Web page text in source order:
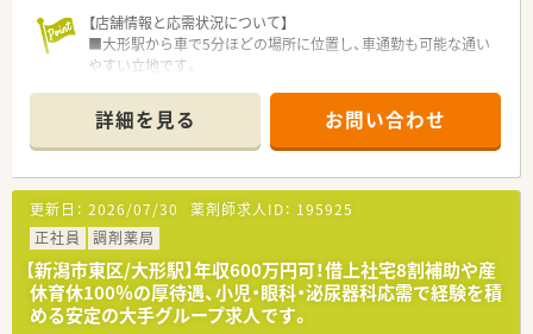
【店舗情報と応需状況について】
■大形駅から車で5分ほどの場所に位置し、車通勤も可能な通い
やすい立地です。
枚を応需しています。
■現在は常勤薬剤師1名で対応しており、落ち着いた環境で業務
に取り組めます。
【勤務実態について】
■平日は18時までの勤務で、土曜日は13時までの半日勤務とな
る週休2日制です。
■残業時間は1分単位で計算され支給されるため、サービス残業
の心配がありません。
■年間休日は118日から119日確保されており、プライベートの
時間も充実します。
詳細を見る お問い合わせ
更新日： 2026/07/30 薬剤師求人ID： 195925
正社員
調剤薬局
【新潟市東区/大形駅】年収600万円可！借上社宅8割補助や産
休育休100％の厚待遇、小児・眼科・泌尿器科応需で経験を積
める安定の大手グループ求人です。